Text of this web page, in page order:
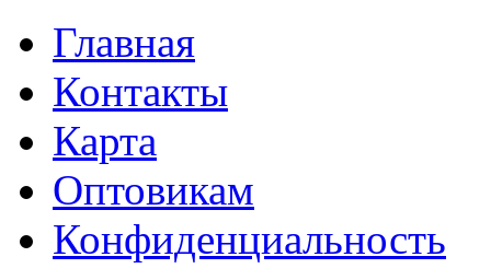
Главная
Контакты
Карта
Оптовикам
Конфиденциальность